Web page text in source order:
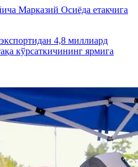
Марказий Осиёда етакчига
4,8 миллиард
кўрсаткичининг ярмига